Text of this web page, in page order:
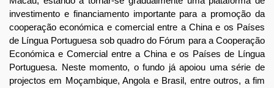
investimento e financiamento importante para a promoção da
cooperação económica e comercial entre a China e os Países
de Língua Portuguesa sob quadro do Fórum para a Cooperação
Económica e Comercial entre a China e os Países de Língua
Portuguesa. Neste momento, o fundo já apoiou uma série de
projectos em Moçambique, Angola e Brasil, entre outros, a fim